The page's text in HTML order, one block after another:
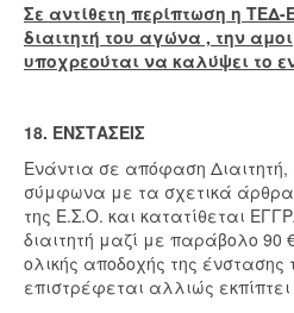
Σε αντίθετη περίπτωση η ΤΕΔ-
διαιτητή του αγώνα , την
υποχρεούται να καλύψει το
18. ΕΝΣΤΑΣΕΙΣ
Ενάντια σε απόφαση Διαιτητή,
σύμφωνα με τα σχετικά
της Ε.Σ.Ο. και κατατίθεται
διαιτητή μαζί με παράβολο 90
ολικής αποδοχής της
επιστρέφεται αλλιώς